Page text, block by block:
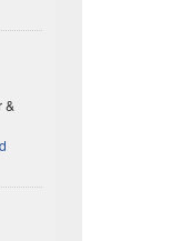
&